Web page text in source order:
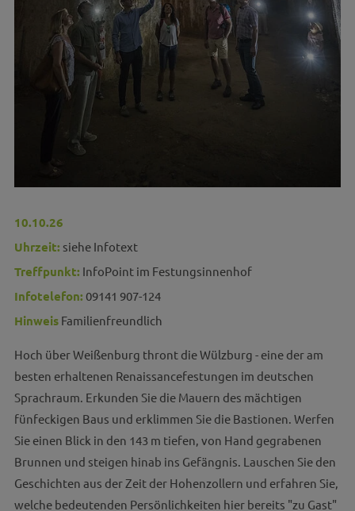
10.10.26
Uhrzeit: siehe Infotext
Treffpunkt: InfoPoint im Festungsinnenhof
Infotelefon: 09141 907-124
HinweisFamilienfreundlich
Hoch über Weißenburg thront die Wülzburg - eine der am
besten erhaltenen Renaissancefestungen im deutschen
Sprachraum. Erkunden Sie die Mauern des mächtigen
fünfeckigen Baus und erklimmen Sie die Bastionen. Werfen
Sie einen Blick in den 143 m tiefen, von Hand gegrabenen
Brunnen und steigen hinab ins Gefängnis. Lauschen Sie den
Geschichten aus der Zeit der Hohenzollern und erfahren Sie,
welche bedeutenden Persönlichkeiten hier bereits "zu Gast"